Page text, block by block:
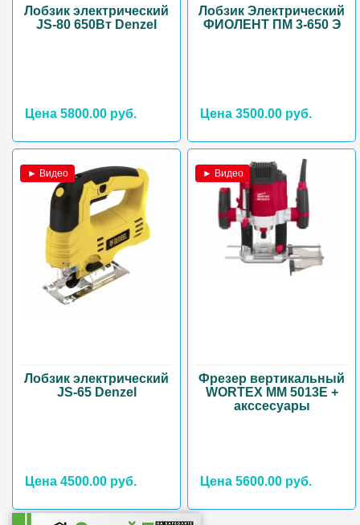
Лобзик электрический
JS-80 650Вт Denzel
Цена 5800.00 руб.
Лобзик Электрический
ФИОЛЕНТ ПМ 3-650 Э
Цена 3500.00 руб.
► Видео
Лобзик электрический
JS-65 Denzel
Цена 4500.00 руб.
► Видео
Фрезер вертикальный
WORTEX ММ 5013Е +
акссесуары
Цена 5600.00 руб.